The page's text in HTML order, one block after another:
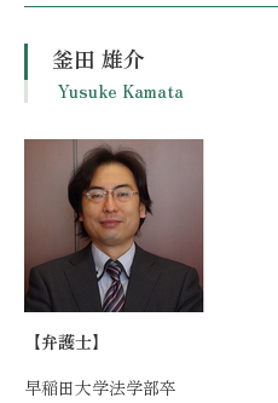
釜田 雄介
Yusuke Kamata
【弁護士】
早稲田大学法学部卒